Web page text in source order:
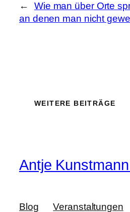
←
Wie man über Orte
an denen man nicht
WEITERE BEITRÄGE
Antje
Blog Veranstaltungen